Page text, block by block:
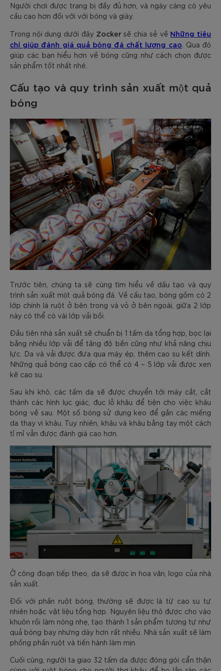
Người chơi được trang bị đầy đủ hơn, và ngày càng có yêu
cầu cao hơn đối với với bóng và giày.
Trong nội dung dưới đây Zockersẽ chia sẻ về Những tiêu
chí giúp đánh giá quả bóng đá chất lượng cao . Qua đó
giúp các bạn hiểu hơn về bóng cũng như cách chọn được
sản phẩm tốt nhất nhé.
Cấu tạo và quy trình sản xuất một quả
bóng
Trước tiên, chúng ta sẽ cùng tìm hiểu về dấu tạo và quy
trình sản xuất một quả bóng đá. Về cấu tạo, bóng gồm có 2
lớp chính là ruột ở bên trong và vỏ ở bên ngoài, giữa 2 lớp
này có thể có vài lớp vải bồi.
Đầu tiên nhà sản xuất sẽ chuẩn bị 1 tấm da tổng hợp, bọc lại
bằng nhiều lớp vải để tăng độ bền cũng như khả năng chịu
lực. Da và vải được đưa qua máy ép, thêm cao su kết dính.
Những quả bóng cao cấp có thể có 4 – 5 lớp vải được xen
kẽ cao su.
Sau khi khô, các tấm da sẽ được chuyển tới máy cắt, cắt
thành các hình lục giác, đục lỗ khâu để tiện cho việc khâu
bóng về sau. Một số bóng sử dụng keo để gắn các miếng
da thay vì khâu. Tuy nhiên, khâu và khâu bằng tay một cách
tỉ mỉ vẫn được đánh giá cao hơn.
Ở công đoạn tiếp theo, da sẽ được in hoa văn, logo của nhà
sản xuất.
Đối với phần ruột bóng, thường sẽ được là từ cao su tự
nhiên hoặc vật liệu tổng hợp. Nguyên liệu thô được cho vào
khuôn rồi làm nóng nhẹ, tạo thành 1 sản phẩm tương tự như
quả bóng bay nhưng dày hơn rất nhiều. Nhà sản xuất sẽ làm
phồng phần ruột và tiến hành làm mịn.
Cuối cùng, người ta giao 32 tấm da được đóng gói cẩn thận